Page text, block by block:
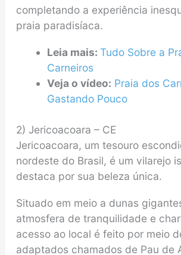
completando a experiência
praia paradisíaca.
Leia mais: Tudo Sobre a
Carneiros
Veja o vídeo: Praia dos
Gastando Pouco
2) Jericoacoara – CE
Jericoacoara, um tesouro
nordeste do Brasil, é um vilarejo
destaca por sua beleza única.
Situado em meio a dunas
atmosfera de tranquilidade e
acesso ao local é feito por meio
adaptados chamados de Pau de